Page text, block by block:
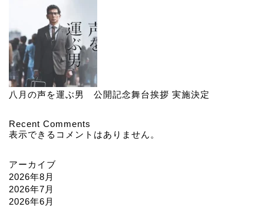
八月の声を運ぶ男 公開記念舞台挨拶 実施決定
Recent Comments
表示できるコメントはありません。
アーカイブ
2026年8月
2026年7月
2026年6月